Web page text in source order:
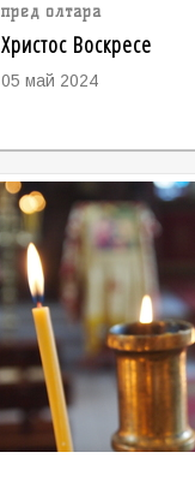
пред олтара
Христос Воскресе
05 май 2024